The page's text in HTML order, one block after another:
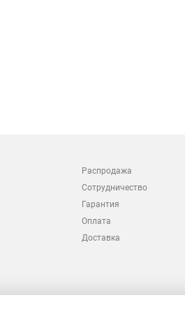
Распродажа
Сотрудничество
Гарантия
Оплата
Доставка